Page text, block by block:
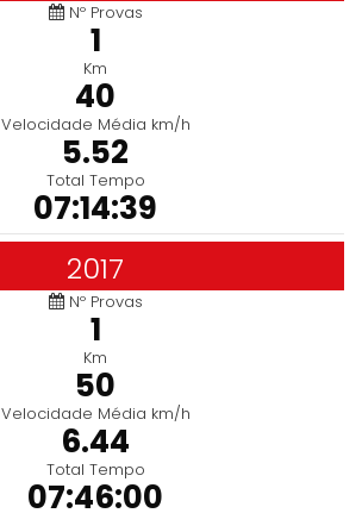
Nº Provas
1
Km
40
Velocidade Média km/h
5.52
Total Tempo
07:14:39
2017
Nº Provas
1
Km
50
Velocidade Média km/h
6.44
Total Tempo
07:46:00